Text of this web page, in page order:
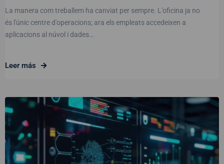
La manera com treballem ha canviat per sempre. L'oficina ja no
és l'únic centre d'operacions; ara els empleats accedeixen a
aplicacions al núvol i dades…
Leer más